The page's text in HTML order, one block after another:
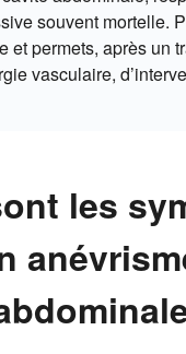
souvent mortelle.
et permets, après un
vasculaire,
les